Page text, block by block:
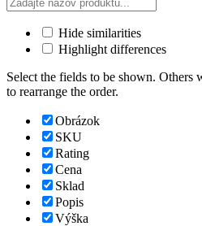
Hide similarities
Highlight differences
Select the fields to be shown.
to rearrange the order.
Obrázok
SKU
Rating
Cena
Sklad
Popis
Výška